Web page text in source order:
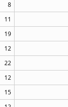
8
11
19
12
22
12
15